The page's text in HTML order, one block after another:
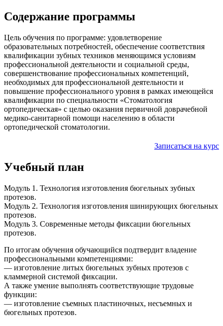
Содержание программы
Цель обучения по программе: удовлетворение
образовательных потребностей, обеспечение соответствия
квалификации зубных техников меняющимся условиям
профессиональной деятельности и социальной среды,
совершенствование профессиональных компетенций,
необходимых для профессиональной деятельности и
повышение профессионального уровня в рамках имеющейся
квалификации по специальности «Стоматология
ортопедическая» с целью оказания первичной доврачебной
медико-санитарной помощи населению в области
ортопедической стоматологии.
Записаться на курс
Учебный план
Модуль 1. Технология изготовления бюгельных зубных
протезов.
Модуль 2. Технология изготовления шинирующих бюгельных
протезов.
Модуль 3. Современные методы фиксации бюгельных
протезов.
По итогам обучения обучающийся подтвердит владение
профессиональными компетенциями:
— изготовление литых бюгельных зубных протезов с
кламмерной системой фиксации.
А также умение выполнять соответствующие трудовые
функции:
— изготовление съемных пластиночных, несъемных и
бюгельных протезов.